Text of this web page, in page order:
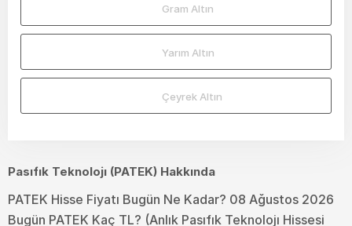
Gram Altın
Yarım Altın
Çeyrek Altın
Pasıfık Teknolojı (PATEK) Hakkında
PATEK Hisse Fiyatı Bugün Ne Kadar? 08 Ağustos 2026
Bugün PATEK Kaç TL? (Anlık Pasıfık Teknolojı Hissesi